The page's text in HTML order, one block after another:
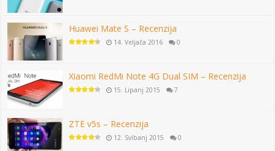
Huawei Mate S – Recenzija
14. Veljača 2016 0
Xiaomi RedMi Note 4G Dual SIM – Recenzija
15. Lipanj 2015 7
ZTE v5s – Recenzija
12. Svibanj 2015 0